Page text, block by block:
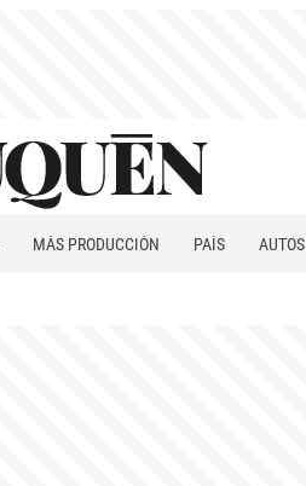
MÁS PRODUCCIÓN PAÍS AUTOS